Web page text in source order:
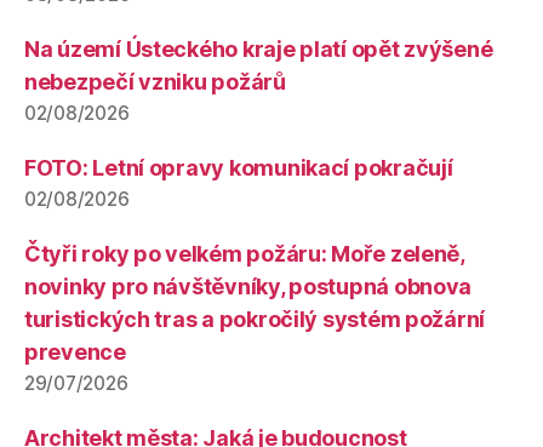
Na území Ústeckého kraje platí opět zvýšené
nebezpečí vzniku požárů
02/08/2026
FOTO: Letní opravy komunikací pokračují
02/08/2026
Čtyři roky po velkém požáru: Moře zeleně,
novinky pro návštěvníky, postupná obnova
turistických tras a pokročilý systém požární
prevence
29/07/2026
Architekt města: Jaká je budoucnost